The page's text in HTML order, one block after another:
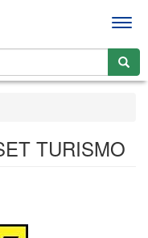
TURISMO